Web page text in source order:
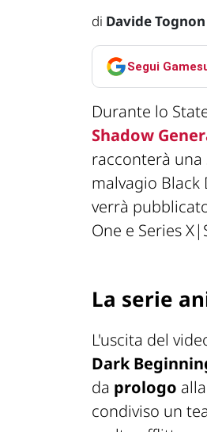
di Davide Tognon
Segui
Durante lo
Shadow
racconterà
malvagio Black
verrà
One e Series
La serie
L'uscita del
Dark
da prologo
condiviso un